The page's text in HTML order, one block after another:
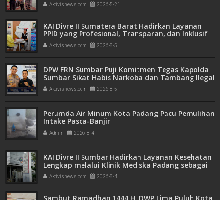
Aktivisnews.com 2026-5-21
KAI Divre II Sumatera Barat Hadirkan Layanan
PPID yang Profesional, Transparan, dan Inklusif
untuk Mempermudah Akses Informasi Publik
Aktivisnews.com 2026-8-5
DPW FRN Sumbar Puji Komitmen Tegas Kapolda
Sumbar Sikat Habis Narkoba dan Tambang Ilegal
Aktivisnews.com 2026-8-5
Perumda Air Minum Kota Padang Pacu Pemulihan
Intake Pasca-Banjir
Admin 2026-8-4
KAI Divre II Sumbar Hadirkan Layanan Kesehatan
Lengkap melalui Klinik Mediska Padang sebagai
Fasilitas Kesehatan Tingkat Pertama (FKTP)
Aktivisnews.com 2026-8-4
Sambut Ramadhan 1444 H, DWP Lima Puluh Kota